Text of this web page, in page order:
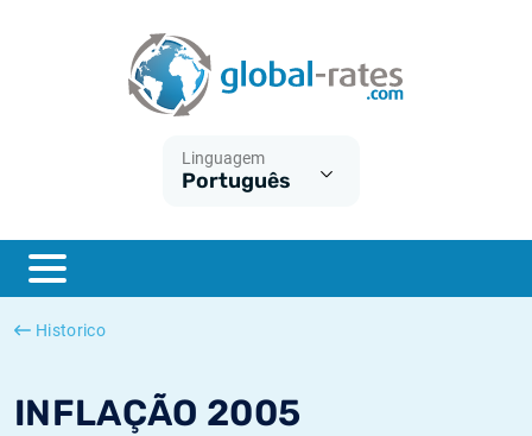
Linguagem
Português
Historico
INFLAÇÃO 2005
ESTER
SONIA
O que é a inflação do IPC?
O que é a inflação do IHPC?
Inflação Estados Unidos
Inflação Europa
Taxas Euribor históricas
Taxas ESTER históricas
Taxas SONIA históricas
Taxas TONAR históricas
Calculadora de inflação